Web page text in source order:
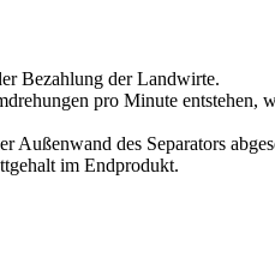
Bezahlung der Landwirte.
pro Minute entstehen,
Außenwand des Separators
im Endprodukt.